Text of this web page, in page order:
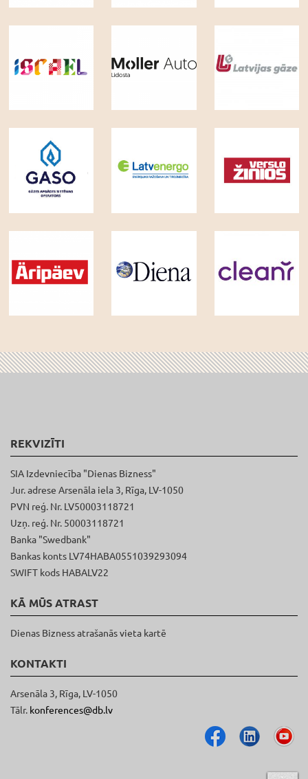
REKVIZĪTI
SIA Izdevniecība "Dienas Bizness"
Jur. adrese Arsenāla iela 3, Rīga, LV-1050
PVN reģ. Nr. LV50003118721
Uzņ. reģ. Nr. 50003118721
Banka "Swedbank"
Bankas konts LV74HABA0551039293094
SWIFT kods HABALV22
KĀ MŪS ATRAST
Dienas Bizness atrašanās vieta kartē
KONTAKTI
Arsenāla 3, Rīga, LV-1050
Tālr. konferences@db.lv